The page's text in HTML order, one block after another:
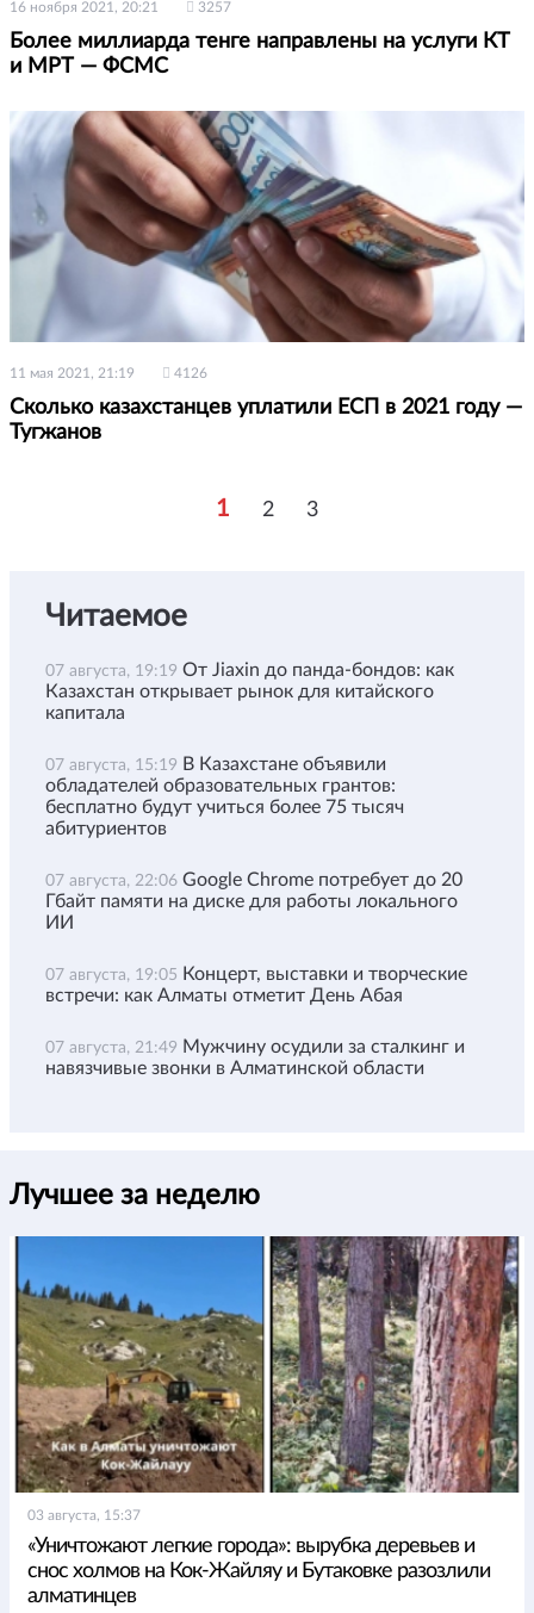
16 ноября 2021, 20:21 3257
Более миллиарда тенге направлены на услуги КТ
и МРТ — ФСМС
11 мая 2021, 21:19 4126
Сколько казахстанцев уплатили ЕСП в 2021 году —
Тугжанов
1 2 3
Читаемое
07 августа, 19:19 От Jiaxin до панда-бондов: как
Казахстан открывает рынок для китайского
капитала
07 августа, 15:19 В Казахстане объявили
обладателей образовательных грантов:
бесплатно будут учиться более 75 тысяч
абитуриентов
07 августа, 22:06 Google Chrome потребует до 20
Гбайт памяти на диске для работы локального
ИИ
07 августа, 19:05 Концерт, выставки и творческие
встречи: как Алматы отметит День Абая
07 августа, 21:49 Мужчину осудили за сталкинг и
навязчивые звонки в Алматинской области
Лучшее за неделю
03 августа, 15:37
«Уничтожают легкие города»: вырубка деревьев и
снос холмов на Кок-Жайляу и Бутаковке разозлили
алматинцев